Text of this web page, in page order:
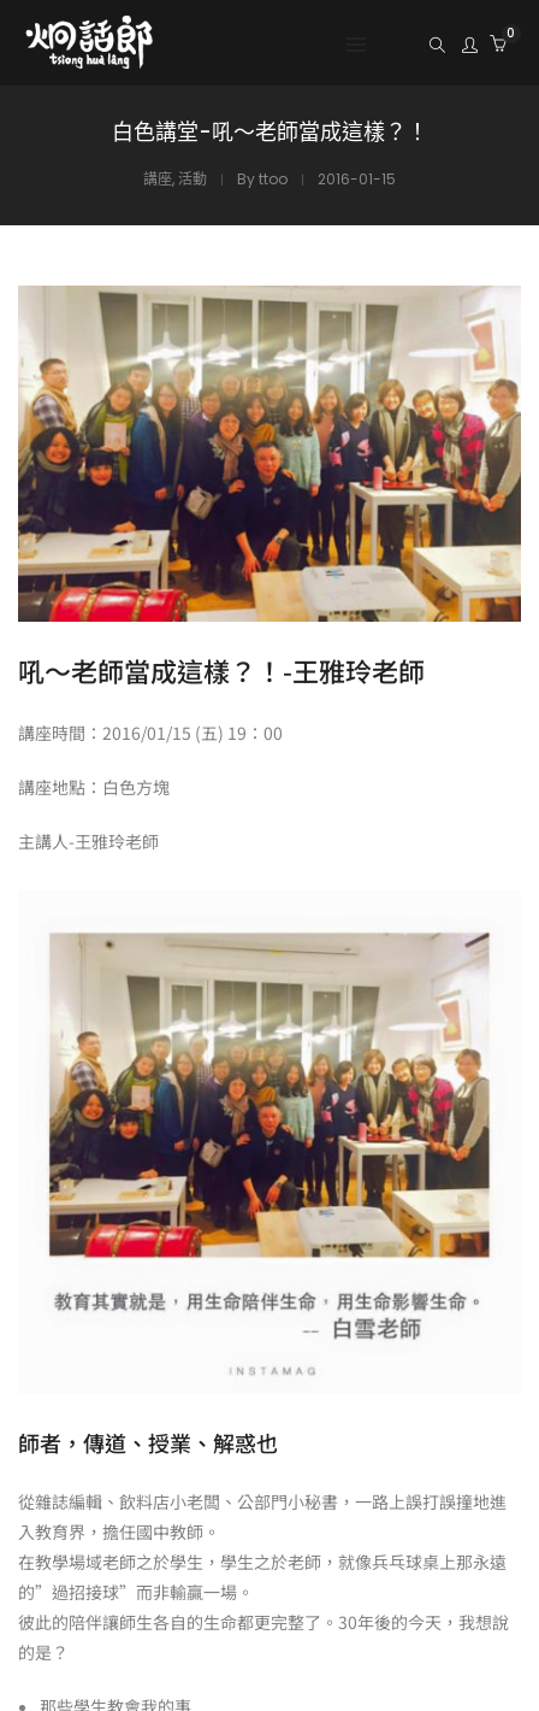
0
白色講堂-吼～老師當成這樣？！
講座,活動 Byttoo 2016-01-15
吼～老師當成這樣？！-王雅玲老師
講座時間：2016/01/15 (五) 19：00
講座地點：白色方塊
主講人-王雅玲老師
師者，傳道、授業、解惑也
從雜誌編輯、飲料店小老闆、公部門小秘書，一路上誤打誤撞地進
入教育界，擔任國中教師。
在教學場域老師之於學生，學生之於老師，就像兵乓球桌上那永遠
的”過招接球”而非輸贏一場。
彼此的陪伴讓師生各自的生命都更完整了。30年後的今天，我想說
的是？
那些學生教會我的事